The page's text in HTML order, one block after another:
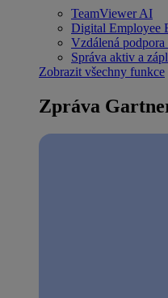
TeamViewer AI
Digital Employee
Vzdálená podpora
Správa aktiv a
Zobrazit všechny funkce
Zpráva